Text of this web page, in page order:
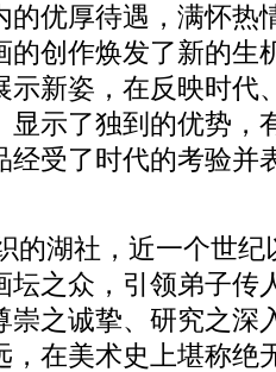
的优厚待遇，满怀热
的创作焕发了新的生
示新姿，在反映时代
显示了独到的优势，
经受了时代的考验并
的湖社，近一个世
坛之众，引领弟子传
崇之诚挚、研究之深
，在美术史上堪称绝